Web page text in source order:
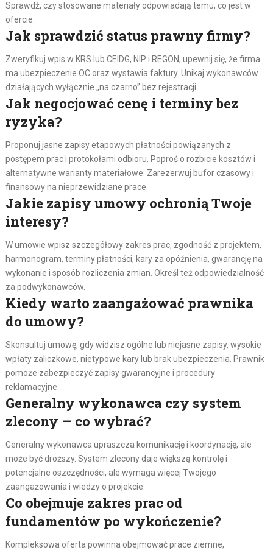
Sprawdź, czy stosowane materiały odpowiadają temu, co jest w
ofercie.
Jak sprawdzić status prawny firmy?
Zweryfikuj wpis w KRS lub CEIDG, NIP i REGON, upewnij się, że firma
ma ubezpieczenie OC oraz wystawia faktury. Unikaj wykonawców
działających wyłącznie „na czarno” bez rejestracji.
Jak negocjować cenę i terminy bez
ryzyka?
Proponuj jasne zapisy etapowych płatności powiązanych z
postępem prac i protokołami odbioru. Poproś o rozbicie kosztów i
alternatywne warianty materiałowe. Zarezerwuj bufor czasowy i
finansowy na nieprzewidziane prace.
Jakie zapisy umowy ochronią Twoje
interesy?
W umowie wpisz szczegółowy zakres prac, zgodność z projektem,
harmonogram, terminy płatności, kary za opóźnienia, gwarancję na
wykonanie i sposób rozliczenia zmian. Określ też odpowiedzialność
za podwykonawców.
Kiedy warto zaangażować prawnika
do umowy?
Skonsultuj umowę, gdy widzisz ogólne lub niejasne zapisy, wysokie
wpłaty zaliczkowe, nietypowe kary lub brak ubezpieczenia. Prawnik
pomoże zabezpieczyć zapisy gwarancyjne i procedury
reklamacyjne.
Generalny wykonawca czy system
zlecony — co wybrać?
Generalny wykonawca upraszcza komunikację i koordynację, ale
może być droższy. System zlecony daje większą kontrolę i
potencjalne oszczędności, ale wymaga więcej Twojego
zaangażowania i wiedzy o projekcie.
Co obejmuje zakres prac od
fundamentów po wykończenie?
Kompleksowa oferta powinna obejmować prace ziemne,